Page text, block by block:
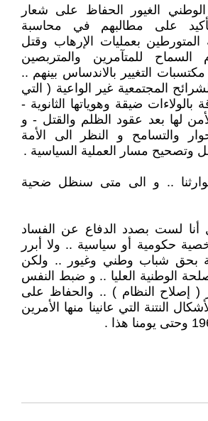
الوطني الغيور الحفاظ على شعار
على مطالبهم في محاسبة
بعمليات الإرهاب وقتل
السماح للمتآمرين والمتربصين
مكتسبات التغيير بالاندساس بينهم ..
المجتمعية غير الواعية ( التي
بالولاءات ضيقة وهوياتها الثانوية -
لها بعد عقود الظلم والقتل - و
والتسامح و النظر الى الأمة
وتصحيح مسار العملية السياسية .
.. و الى متى سنظل ضحية
أنا لست بصدد الدفاع عن الفساد
حكومية أو سياسية .. ولا أبرر
بحق شباب وطني وغيور .. ولكن
الوطنية العليا .. و ضبط النفس
( إصلاح النظام ) .. والحفاظ على
النتنة التي عانينا منها الأمرين